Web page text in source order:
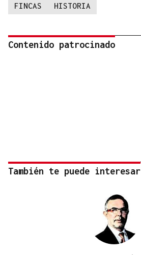
FINCAS HISTORIA
Contenido patrocinado
También te puede interesar